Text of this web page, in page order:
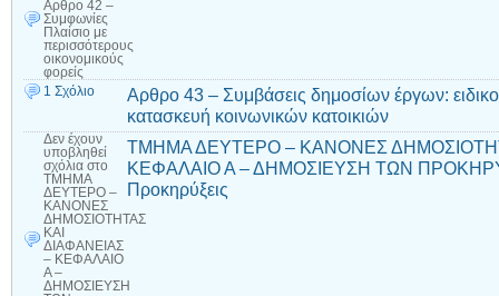
Αρθρο 42 –
Συμφωνίες
Πλαίσιο με
περισσότερους
οικονομικούς
φορείς
1 Σχόλιο
Αρθρο 43 – Συμβάσεις δημοσίων έργων:
κατασκευή κοινωνικών κατοικιών
Δεν έχουν
υποβληθεί
σχόλια στο
ΤΜΗΜΑ
ΔΕΥΤΕΡΟ –
ΚΑΝΟΝΕΣ
ΔΗΜΟΣΙΟΤΗΤΑΣ
ΚΑΙ
ΔΙΑΦΑΝΕΙΑΣ
– ΚΕΦΑΛΑΙΟ
Α –
ΔΗΜΟΣΙΕΥΣΗ
ΤΜΗΜΑ ΔΕΥΤΕΡΟ – ΚΑΝΟΝΕΣ
ΚΕΦΑΛΑΙΟ Α – ΔΗΜΟΣΙΕΥΣΗ ΤΩΝ
Προκηρύξεις